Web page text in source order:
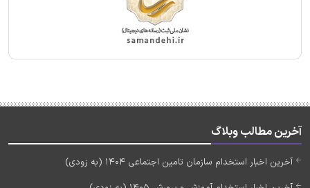
آخرین مطالب وبلاگ
آخرین اخبار استخدام سازمان تامین اجتماعی 1404 (به زودی)